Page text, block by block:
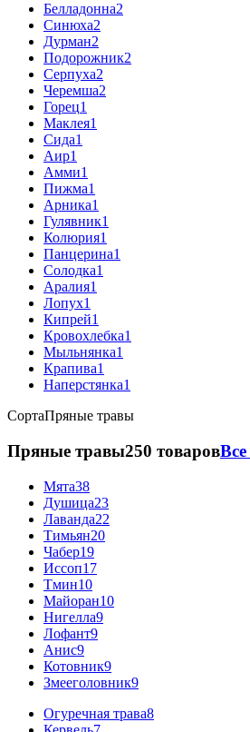
Белладонна2
Синюха2
Дурман2
Подорожник2
Серпуха2
Черемша2
Горец1
Маклея1
Сида1
Аир1
Амми1
Пижма1
Арника1
Гулявник1
Колюрия1
Панцерина1
Солодка1
Аралия1
Лопух1
Кипрей1
Кровохлебка1
Мыльнянка1
Крапива1
Наперстянка1
СортаПряные травы
Пряные травы250 товаров
Мята38
Душица23
Лаванда22
Тимьян20
Чабер19
Иссоп17
Тмин10
Майоран10
Нигелла9
Лофант9
Анис9
Котовник9
Змееголовник9
Огуречная трава8